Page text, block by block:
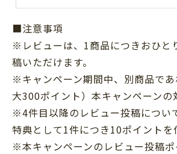
■注意事項
※レビューは、1商品につきおひと
稿いただけます。
※キャンペーン期間中、別商品で
大300ポイント）本キャンペーンの
※4件目以降のレビュー投稿につい
特典として1件につき10ポイントを
※本キャンペーンのレビュー投稿ポ